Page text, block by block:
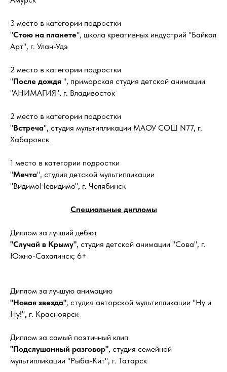
3 место в категории подростки
"Стою на планете", школа креативных индустрий "Байкал
Арт", г. Улан-Удэ
2 место в категории подростки
"После дождя ", приморская студия детской анимации
"АНИМАГИЯ", г. Владивосток
2 место в категории подростки
"Встреча", студия мультипликации МАОУ СОШ N77, г.
Хабаровск
1 место в категории подростки
"Мечта", студия детской мультипликации
"ВидимоНевидимо", г. Челябинск
Специальные дипломы
Диплом за лучший дебют
"Случай в Крыму", студия детской анимации "Сова", г.
Южно-Сахалинск; 6+
Диплом за лучшую анимацию
"Новая звезда", студия авторской мультипликации "Ну и
Ну!", г. Красноярск
Диплом за самый поэтичный клип
"Подслушанный разговор", студия семейной
мультипликации "Рыба-Кит", г. Татарск